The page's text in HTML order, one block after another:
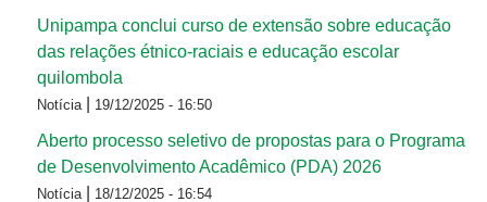
Unipampa conclui curso de extensão sobre educação
das relações étnico-raciais e educação escolar
quilombola
Notícia 19/12/2025 - 16:50
Aberto processo seletivo de propostas para o Programa
de Desenvolvimento Acadêmico (PDA) 2026
Notícia 18/12/2025 - 16:54